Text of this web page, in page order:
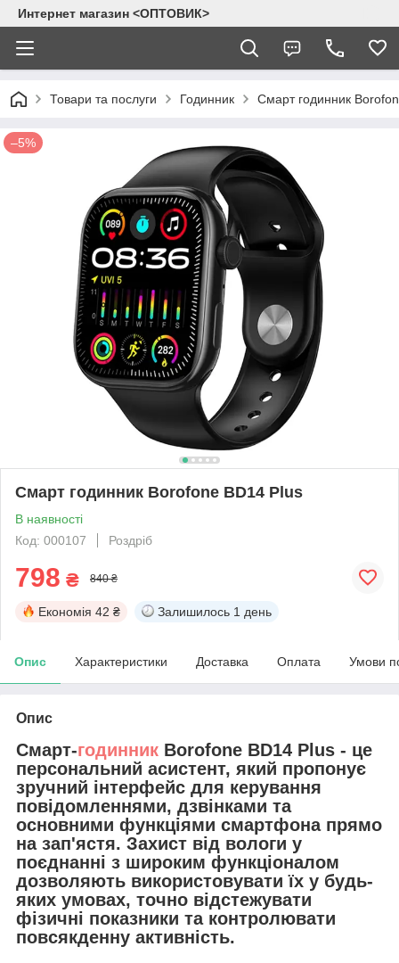
Интернет магазин <ОПТОВИК>
Товари та послуги Годинник Смарт годинник
–5%
Смарт годинник Borofone BD14 Plus
В наявності
Код: 000107
Роздріб
798 ₴ 840 ₴
Економія 42 ₴ Залишилось 1 день
Опис Характеристики Доставка Оплата Умови
Опис
Смарт-годинник Borofone BD14 Plus - це
персональний асистент, який пропонує
зручний інтерфейс для керування
повідомленнями, дзвінками та
основними функціями смартфона прямо
на зап'ястя. Захист від вологи у
поєднанні з широким функціоналом
дозволяють використовувати їх у будь-
яких умовах, точно відстежувати
фізичні показники та контролювати
повсякденну активність.